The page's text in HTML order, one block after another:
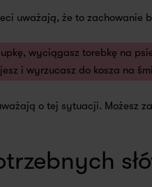
uważają, że to zachowanie
wyciągasz torebkę na
i wyrzucasz do kosza na
o tej sytuacji. Możesz